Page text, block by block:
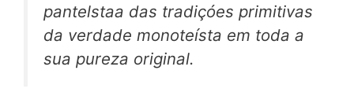
pantelstaa das tradiçóes primitivas
da verdade monoteísta em toda a
sua pureza original.